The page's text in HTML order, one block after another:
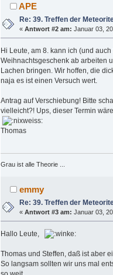
APE
Re: 39. Treffen der
«Antwort #2 am: Januar 03,
Hi Leute, am 8. kann ich (und
Weihnachtsgeschenk ab arbeiten
Lachen bringen. Wir hoffen, die
naja es ist einen Versuch wert.
Antrag auf Verschiebung! Bitte
vielleicht?! Ups, dieser Termin
Thomas
Grau ist alle Theorie ...
emmy
Re: 39. Treffen der
«Antwort #3 am: Januar 03,
Hallo Leute,
Thomas und Steffen, daß ist aber
So langsam sollten wir uns mal